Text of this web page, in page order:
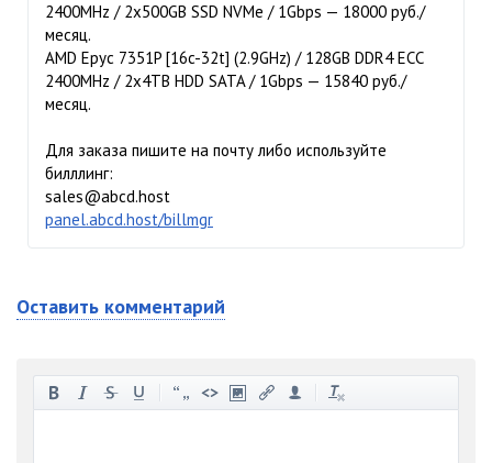
2400MHz / 2x500GB SSD NVMe / 1Gbps — 18000 руб./
месяц.
AMD Epyc 7351P [16c-32t] (2.9GHz) / 128GB DDR4 ECC
2400MHz / 2x4TB HDD SATA / 1Gbps — 15840 руб./
месяц.
Для заказа пишите на почту либо используйте
билллинг:
sales@abcd.host
panel.abcd.host/billmgr
Оставить комментарий